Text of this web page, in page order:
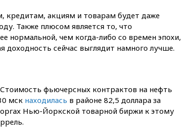
золотых медалей выиграли на
ЧЕ российские синхронистки
вчера, 20:15 ТАСС: жизни
главы «Уралдронзавода»
снова отключилось
электричество
вчера, 20:00Зеленский связал
кредитам, акциям и товарам будет даже
Также плюсом является то, что
нормальной, чем когда-либо со времен эпохи,
доходность сейчас выглядит намного лучше.
фьючерсных контрактов на нефть
мск находилась в районе 82,5 доллара за
Нью-Йоркской товарной биржи к этому